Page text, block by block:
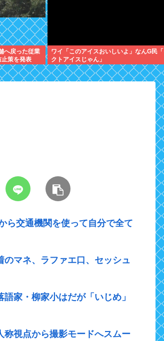
へ戻った従業
策を発表
ワイ「このアイスおいしいよ」なんG民
クトアイスじゃん」
ら交通機関を使って自分で全て
のマネ、ラファエ口、セッシュ
家・柳家小はだが「いじめ」
称視点から撮影モードへスムー